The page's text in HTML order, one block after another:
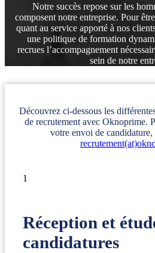
Notre succès repose sur les
composent notre entreprise. Pour
quant au service apporté à nos
une politique de formation
recrues l’accompagnement
sein de notre
Découvrez ci-dessous les
de recrutement avec Oknoprime.
votre envoi de candidature,
1
Réception et
candidatures